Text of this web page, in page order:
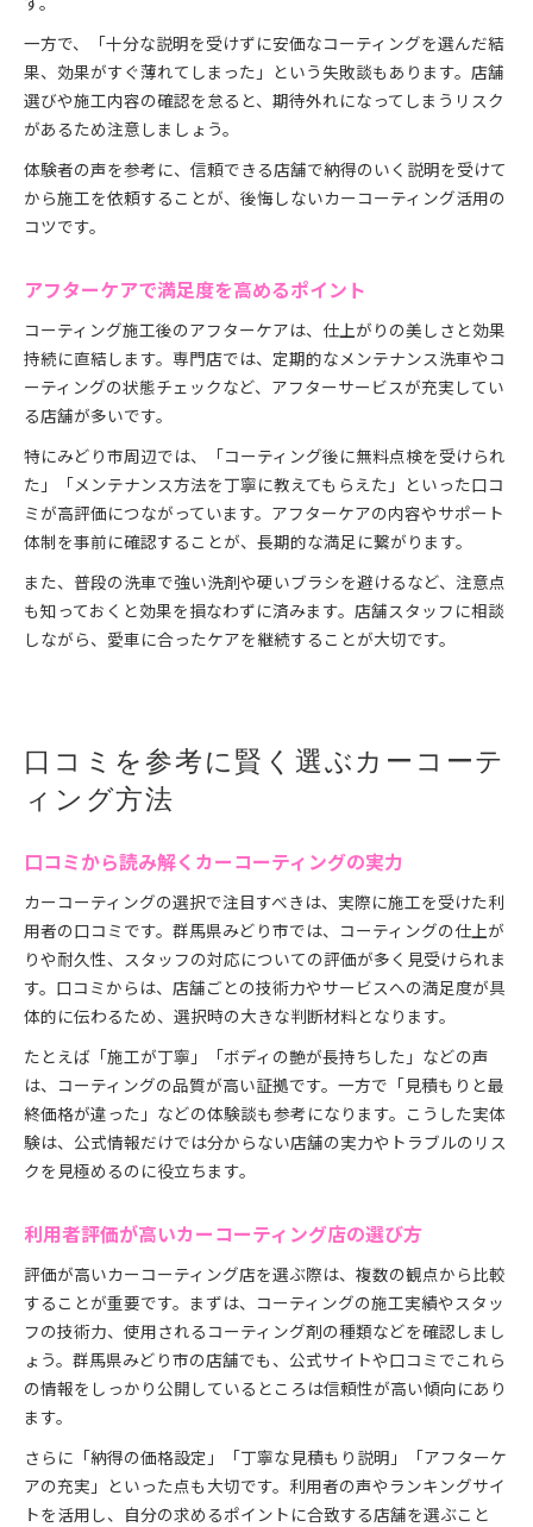
一方で、「十分な説明を受けずに安価なコーティングを選んだ結
果、効果がすぐ薄れてしまった」という失敗談もあります。店舗
選びや施工内容の確認を怠ると、期待外れになってしまうリスク
があるため注意しましょう。
体験者の声を参考に、信頼できる店舗で納得のいく説明を受けて
から施工を依頼することが、後悔しないカーコーティング活用の
コツです。
アフターケアで満足度を高めるポイント
コーティング施工後のアフターケアは、仕上がりの美しさと効果
持続に直結します。専門店では、定期的なメンテナンス洗車やコ
ーティングの状態チェックなど、アフターサービスが充実してい
る店舗が多いです。
特にみどり市周辺では、「コーティング後に無料点検を受けられ
た」「メンテナンス方法を丁寧に教えてもらえた」といった口コ
ミが高評価につながっています。アフターケアの内容やサポート
体制を事前に確認することが、長期的な満足に繋がります。
また、普段の洗車で強い洗剤や硬いブラシを避けるなど、注意点
も知っておくと効果を損なわずに済みます。店舗スタッフに相談
しながら、愛車に合ったケアを継続することが大切です。
口コミを参考に賢く選ぶカーコーテ
ィング方法
口コミから読み解くカーコーティングの実力
カーコーティングの選択で注目すべきは、実際に施工を受けた利
用者の口コミです。群馬県みどり市では、コーティングの仕上が
りや耐久性、スタッフの対応についての評価が多く見受けられま
す。口コミからは、店舗ごとの技術力やサービスへの満足度が具
体的に伝わるため、選択時の大きな判断材料となります。
たとえば「施工が丁寧」「ボディの艶が長持ちした」などの声
は、コーティングの品質が高い証拠です。一方で「見積もりと最
終価格が違った」などの体験談も参考になります。こうした実体
験は、公式情報だけでは分からない店舗の実力やトラブルのリス
クを見極めるのに役立ちます。
利用者評価が高いカーコーティング店の選び方
評価が高いカーコーティング店を選ぶ際は、複数の観点から比較
することが重要です。まずは、コーティングの施工実績やスタッ
フの技術力、使用されるコーティング剤の種類などを確認しまし
ょう。群馬県みどり市の店舗でも、公式サイトや口コミでこれら
の情報をしっかり公開しているところは信頼性が高い傾向にあり
ます。
さらに「納得の価格設定」「丁寧な見積もり説明」「アフターケ
アの充実」といった点も大切です。利用者の声やランキングサイ
トを活用し、自分の求めるポイントに合致する店舗を選ぶこと